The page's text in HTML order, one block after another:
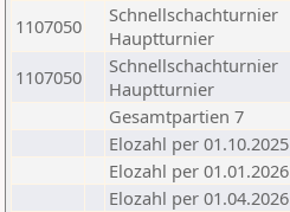
1107050
Schnellschachturnier
Hauptturnier
1107050
Schnellschachturnier
Hauptturnier
Gesamtpartien 7
Elozahl per 01.10.2025
Elozahl per 01.01.2026
Elozahl per 01.04.2026